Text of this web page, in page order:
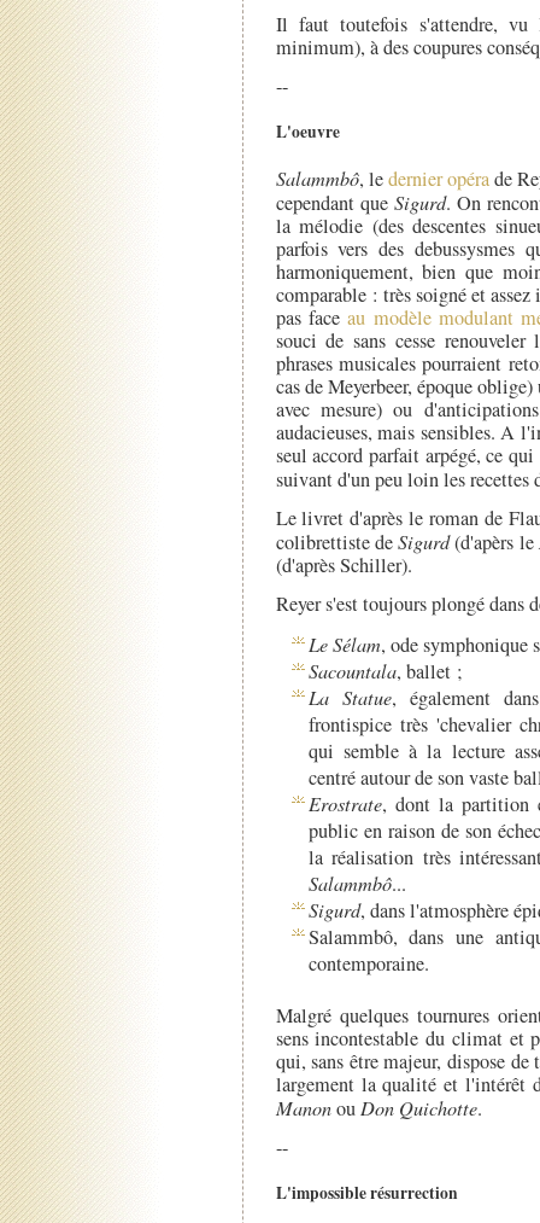
Il faut toutefois s'attendre, vu
minimum), à des coupures
--
L'oeuvre
Salammbô, ledernier opérade
cependant que Sigurd. On
la mélodie (des descentes
parfois vers des
harmoniquement, bien que
comparable : très soigné et
pas faceau modèle modulant
souci de sans cesse
phrases musicales pourraient
cas de Meyerbeer, époque
avec mesure) ou
audacieuses, mais sensibles. A
seul accord parfait arpégé, ce
suivant d'un peu loin les recettes
Le livret d'après le roman de
colibrettiste deSigurd(d'apèrs le
(d'après Schiller).
Reyer s'est toujours plongé dans
Le Sélam, ode symphonique
Sacountala, ballet ;
La Statue, également
frontispice très 'chevalier
qui semble à la lecture
centré autour de son vaste
Erostrate, dont la partition
public en raison de son
la réalisation très
Salammbô...
Sigurd, dans l'atmosphère
Salammbô, dans une
contemporaine.
Malgré quelques tournures
sens incontestable du climat et
qui, sans être majeur, dispose
largement la qualité et l'intérêt
Manonou Don Quichotte.
--
L'impossible résurrection